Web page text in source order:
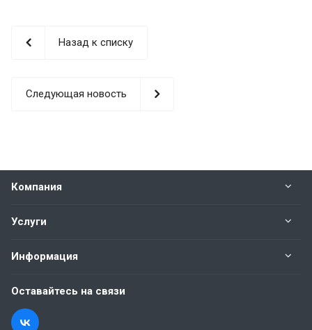
Назад к списку
Следующая новость
Компания
Услуги
Информация
Оставайтесь на связи